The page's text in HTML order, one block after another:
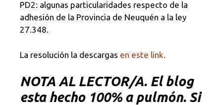
PD2: algunas particularidades respecto de la
adhesión de la Provincia de Neuquén a la ley
27.348.
La resolución la descargas en este link.
NOTA AL LECTOR/A. El blog
esta hecho 100% a pulmón. Si